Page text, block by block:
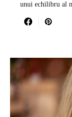
unui echilibru al